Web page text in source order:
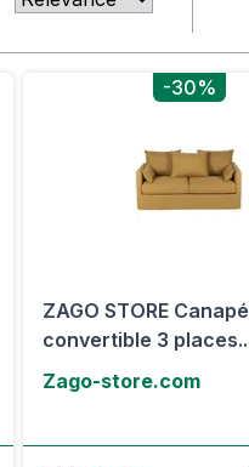
-30%
ZAGO STORE Canapé
convertible 3 places..
Zago-store.com